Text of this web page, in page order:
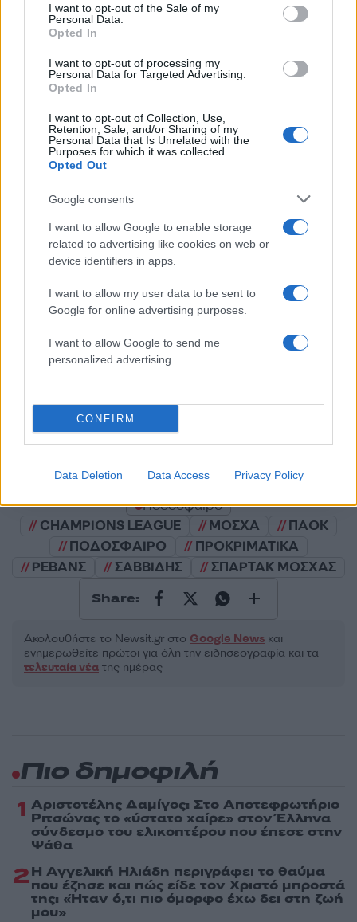
consent section.
I want to opt-out of the Sale of my
Personal Data.
Opted In
I want to opt-out of processing my
Personal Data for Targeted Advertising.
Opted In
I want to opt-out of Collection, Use,
Retention, Sale, and/or Sharing of my
Personal Data that Is Unrelated with the
Purposes for which it was collected.
Opted Out
Google consents
I want to allow Google to enable storage
related to advertising like cookies on web or
device identifiers in apps.
I want to allow my user data to be sent to
Google for online advertising purposes.
I want to allow Google to send me
personalized advertising.
CONFIRM
Data Deletion Data Access Privacy Policy
Σχόλια
Σχολίασε εδώ
50 /50
Υποβολή σχολίου
. Το site προστατεύεται από reCAPTCHA, ισχύουν
Πολιτική Απορρήτου& Όροι Χρήσηςτης Google.
Ποδόσφαιρο
CHAMPIONS LEAGUE
ΜΟΣΧΑ
ΠΑΟΚ
ΠΟΔΟΣΦΑΙΡΟ
ΠΡΟΚΡΙΜΑΤΙΚΑ
ΡΕΒΑΝΣ
ΣΑΒΒΙΔΗΣ ΣΠΑΡΤΑΚ ΜΟΣΧΑΣ
Share:
Ακολουθήστε το Νewsit.gr στο Google News και
ενημερωθείτε πρώτοι για όλη την ειδησεογραφία και τα
τελευταία νέα της ημέρας
Δεν ήταν μόνο η ταχύτητα
που οδήγησε στο τροχαίο
στις Σέρρες με νεκρούς
απέσπασε την προσοχή
του οδηγού» λέει
πραγματογνώμονας
Μυστράς: Αλλαγή
υπερασπιστική
καταψύκτη – Η
στους γονείς και η
Πιο δημοφιλή
1 Αριστοτέλης Δαμίγος: Στο Αποτεφρωτήριο
Ριτσώνας το «ύστατο χαίρε» στον Έλληνα
σύνδεσμο του ελικοπτέρου που έπεσε στην
Ψάθα
2Η Αγγελική Ηλιάδη περιγράφει το θαύμα
που έζησε και πώς είδε τον Χριστό μπροστά
της: «Ήταν ό,τι πιο όμορφο έχω δει στη ζωή
μου»